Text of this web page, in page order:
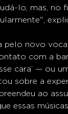
lo, mas, no
pelo novo
com a
cara’ — ou
sobre a
ao
essas